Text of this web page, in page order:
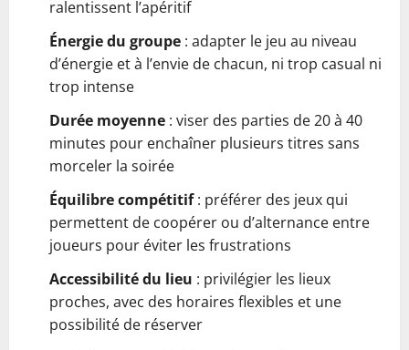
ralentissent l’apéritif
Énergie du groupe : adapter le jeu au niveau
d’énergie et à l’envie de chacun, ni trop casual ni
trop intense
Durée moyenne : viser des parties de 20 à 40
minutes pour enchaîner plusieurs titres sans
morceler la soirée
Équilibre compétitif: préférer des jeux qui
permettent de coopérer ou d’alternance entre
joueurs pour éviter les frustrations
Accessibilité du lieu : privilégier les lieux
proches, avec des horaires flexibles et une
possibilité de réserver